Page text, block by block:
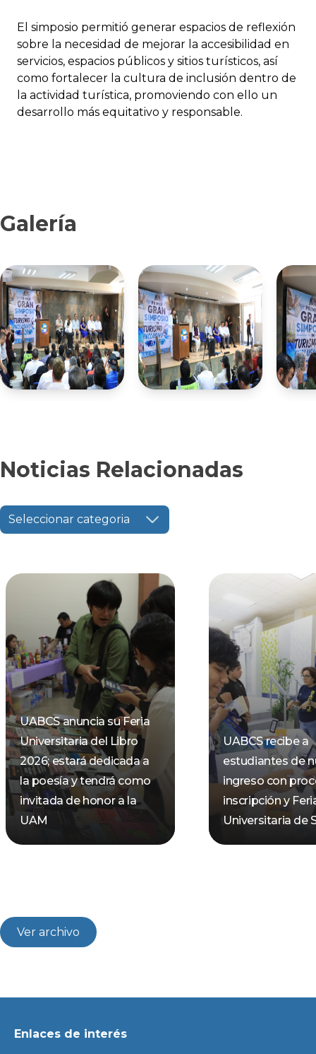
El simposio permitió generar espacios de reflexión
sobre la necesidad de mejorar la accesibilidad en
servicios, espacios públicos y sitios turísticos, así
como fortalecer la cultura de inclusión dentro de
la actividad turística, promoviendo con ello un
desarrollo más equitativo y responsable.
Galería
Noticias Relacionadas
Seleccionar categoria
UABCS anuncia su Feria
Universitaria del Libro
2026; estará dedicada a
la poesía y tendrá como
invitada de honor a la
UAM
UABCS recibe a
estudiantes de
ingreso con
inscripción y
Universitaria de
Ver archivo
Enlaces de interés